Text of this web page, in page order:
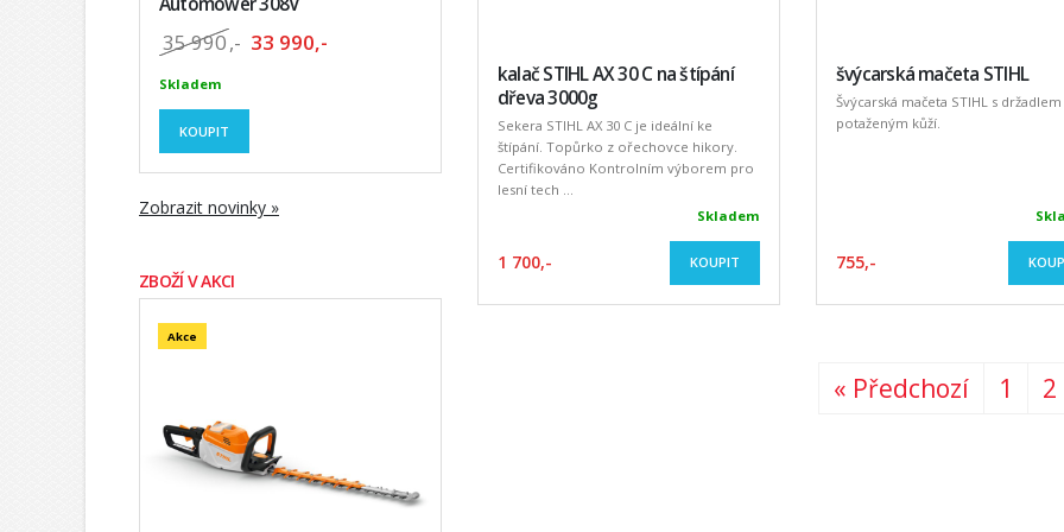
35 990,- 33 990,-
Skladem
KOUPIT
Zobrazit novinky »
ZBOŽÍ V AKCI
Akce
kalač STIHL AX 30 C na štípání
dřeva 3000g
Sekera STIHL AX 30 C je ideální ke
štípání. Topůrko z ořechovce hikory.
Certifikováno Kontrolním výborem pro
lesní tech ...
Skladem
1 700,- KOUPIT
švýcarská mačeta STIHL
Švýcarská mačeta STIHL s držadlem
potaženým kůží.
755,-
« Předchozí 1 2